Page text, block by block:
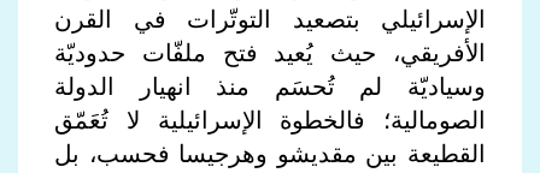
الإسرائيلي بتصعيد التوتّرات في القرن
الأفريقي، حيث يُعيد فتح ملفّات حدوديّة
وسياديّة لم تُحسَم منذ انهيار الدولة
الصومالية؛ فالخطوة الإسرائيلية لا تُعَمّق
القطيعة بين مقديشو وهرجيسا فحسب، بل